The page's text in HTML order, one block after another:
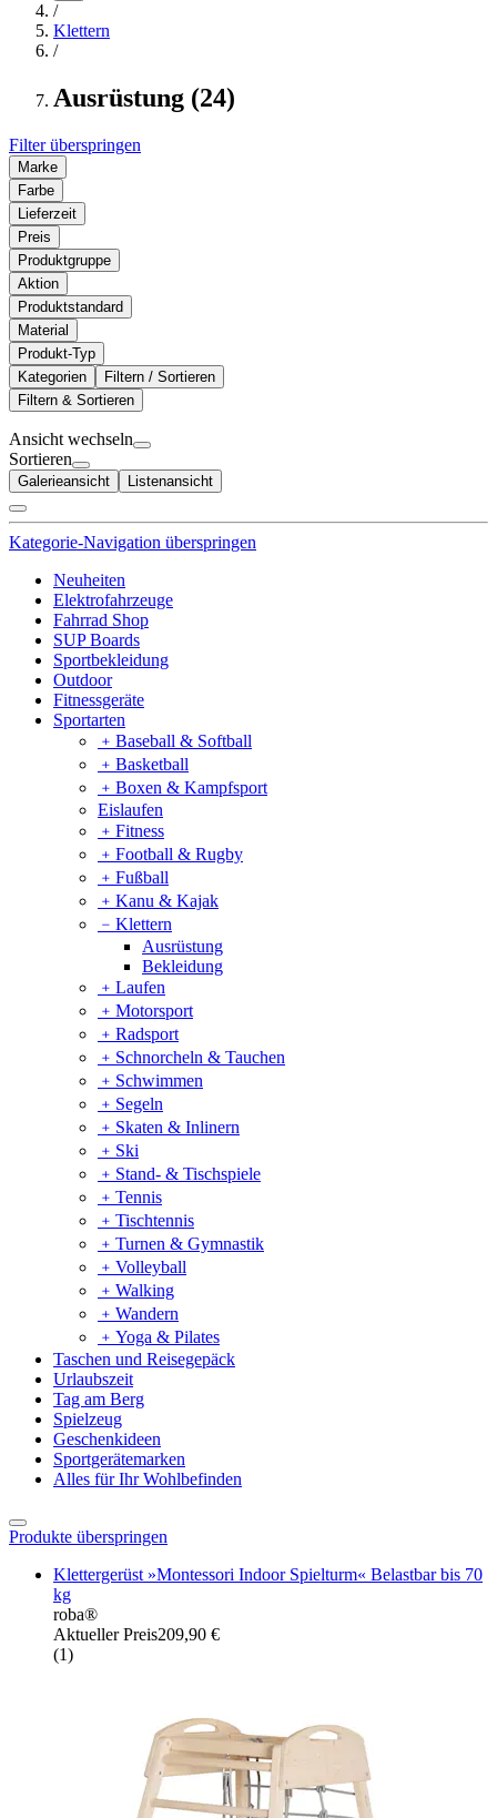
/
Klettern
/
Ausrüstung (24)
Filter überspringen
Marke
Farbe
Lieferzeit
Preis
Produktgruppe
Aktion
Produktstandard
Material
Produkt-Typ
Kategorien
Filtern / Sortieren
Filtern & Sortieren
Ansicht wechseln
Sortieren
Galerieansicht Listenansicht
Kategorie-Navigation überspringen
Neuheiten
Elektrofahrzeuge
Fahrrad Shop
SUP Boards
Sportbekleidung
Outdoor
Fitnessgeräte
Sportarten
﹢ Baseball & Softball
﹢ Basketball
﹢ Boxen & Kampfsport
Eislaufen
﹢ Fitness
﹢ Football & Rugby
﹢ Fußball
﹢ Kanu & Kajak
﹣ Klettern
Ausrüstung
Bekleidung
﹢ Laufen
﹢ Motorsport
﹢ Radsport
﹢ Schnorcheln & Tauchen
﹢ Schwimmen
﹢ Segeln
﹢ Skaten & Inlinern
﹢ Ski
﹢ Stand- & Tischspiele
﹢ Tennis
﹢ Tischtennis
﹢ Turnen & Gymnastik
﹢ Volleyball
﹢ Walking
﹢ Wandern
﹢ Yoga & Pilates
Taschen und Reisegepäck
Urlaubszeit
Tag am Berg
Spielzeug
Geschenkideen
Sportgerätemarken
Alles für Ihr Wohlbefinden
Produkte überspringen
Klettergerüst »Montessori Indoor Spielturm« Belastbar bis 70
kg
roba®
Aktueller Preis209,90 €
(1)